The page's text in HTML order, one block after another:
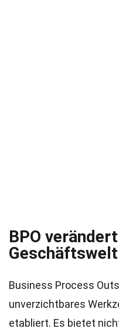
BPO
Geschäftswelt
Business Process
unverzichtbares
etabliert. Es bietet